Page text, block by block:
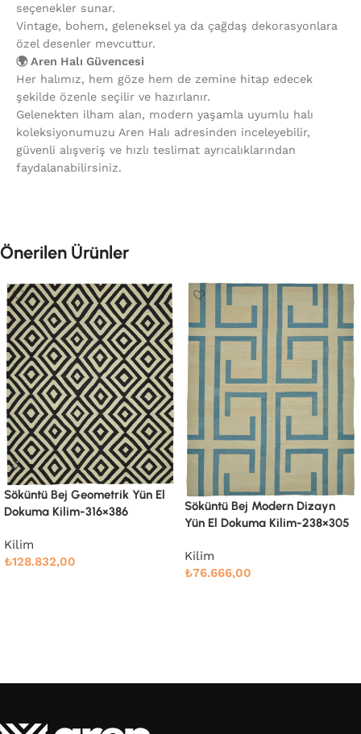
seçenekler sunar.
Vintage, bohem, geleneksel ya da çağdaş dekorasyonlara
özel desenler mevcuttur.
🌍 Aren Halı Güvencesi
Her halımız, hem göze hem de zemine hitap edecek
şekilde özenle seçilir ve hazırlanır.
Gelenekten ilham alan, modern yaşamla uyumlu halı
koleksiyonumuzu Aren Halı adresinden inceleyebilir,
güvenli alışveriş ve hızlı teslimat ayrıcalıklarından
faydalanabilirsiniz.
Önerilen Ürünler
Söküntü Bej Modern Dizayn
Kilim
Söküntü Bej Modern Dizayn
Kilim
88.810,00